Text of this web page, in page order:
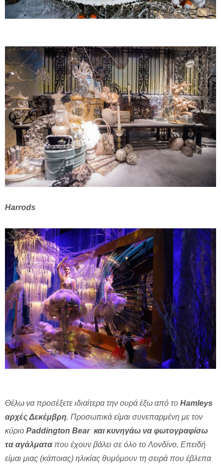
Harrods
Θέλω να προσέξετε ιδιαίτερα την ουρά έξω από το Hamleys
αρχές Δεκέμβρη. Προσωπικά είμαι συνεπαρμένη με τον
κύριο Paddington Bear και κυνηγάω να φωτογραφίσω
τα αγάλματαπου έχουν βάλει σε όλο το Λονδίνο. Επειδή
είμαι μιας (κάποιας) ηλικίας θυμόμουν τη σειρά που έβλεπα